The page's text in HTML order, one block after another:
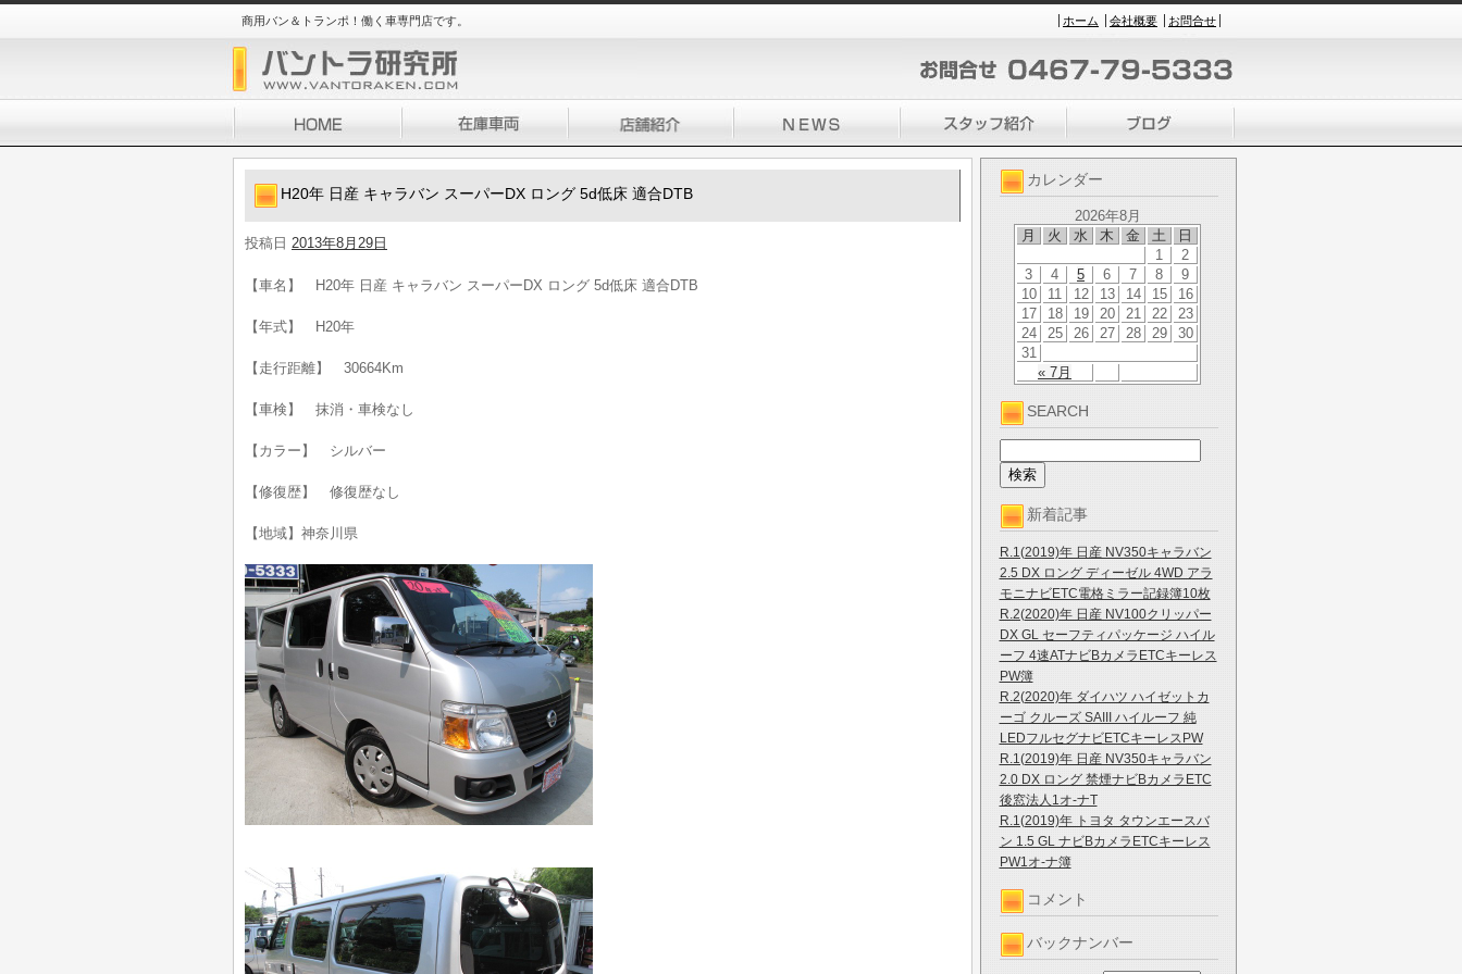
商用バン＆トランポ！働く車専門店です。 ホーム 会社概要 お問合せ
カレンダー
2026年8月
月
火 水 木 金 土 日
« 7月
1
2
3
4 5 6 7 8
9
10
11 12 13 14 15
16
17
18 19 20 21 22
23
24
25 26 27 28 29
30
31
SEARCH
新着記事
R.1(2019)年 日産 NV350キャラバン
2.5 DX ロング ディーゼル 4WD アラ
モニナビETC電格ミラー記録簿10枚
R.2(2020)年 日産 NV100クリッパー
DX GL セーフティパッケージ ハイル
ーフ 4速ATナビBカメラETCキーレス
PW簿
R.2(2020)年 ダイハツ ハイゼットカ
ーゴ クルーズ SAIII ハイルーフ 純
LEDフルセグナビETCキーレスPW
R.1(2019)年 日産 NV350キャラバン
2.0 DX ロング 禁煙ナビBカメラETC
後窓法人1オ-ナT
R.1(2019)年 トヨタ タウンエースバ
ン 1.5 GL ナビBカメラETCキーレス
PW1オ-ナ簿
コメント
バックナンバー
H20年 日産 キャラバン スーパーDX ロング 5d低床 適合DTB
投稿日 2013年8月29日
【車名】 H20年 日産 キャラバン スーパーDX ロング 5d低床 適合DTB
【年式】 H20年
【走行距離】 30664Km
【車検】 抹消・車検なし
【カラー】 シルバー
【修復歴】 修復歴なし
【地域】神奈川県